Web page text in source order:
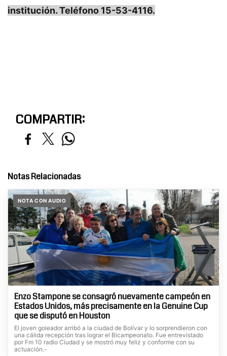
institución. Teléfono 15-53-4116.
COMPARTIR:
Notas Relacionadas
NOTA CON AUDIO
Enzo Stampone se consagró nuevamente campeón en
Estados Unidos, más precisamente en la Genuine Cup
que se disputó en Houston
El joven goleador arribó a la ciudad de Bolívar y lo sorprendieron con
una cálida recepción tras lograr el Bicampeonato. Fue entrevistado
por Fm 10 radio Ciudad y se mostró muy feliz y conforme con su
actuación.-